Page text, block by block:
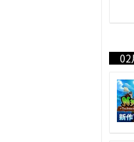
02